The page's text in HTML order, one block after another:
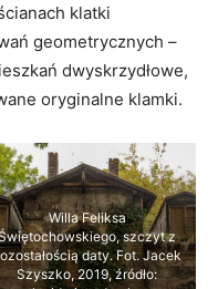
klatki
geometrycznych –
dwyskrzydłowe,
oryginalne klamki.
Willa Feliksa
szczyt z
daty. Fot. Jacek
Szyszko, 2019, źródło: